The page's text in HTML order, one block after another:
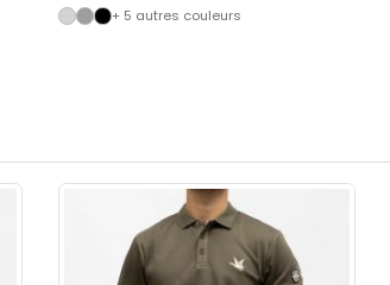
+ 5 autres couleurs